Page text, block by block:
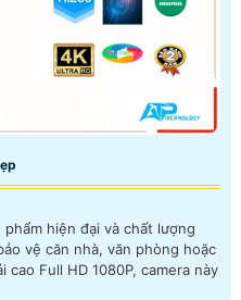
phẩm hiện đại và chất lượng
vệ căn nhà, văn phòng hoặc